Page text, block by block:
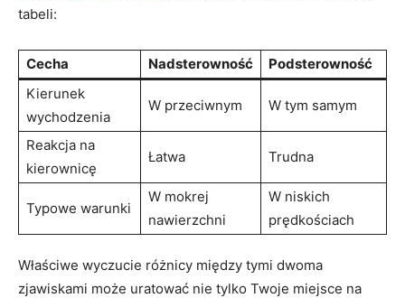
tabeli:
Cecha Nadsterowność
Podsterowność
Kierunek
⁣wychodzenia
W przeciwnym W‌ tym‍ samym
Reakcja ‍na⁤
kierownicę
Łatwa Trudna
Typowe warunki
W mokrej⁣
nawierzchni
W niskich
prędkościach
Właściwe wyczucie‍ różnicy między tymi dwoma
zjawiskami może uratować nie ‍tylko Twoje miejsce na